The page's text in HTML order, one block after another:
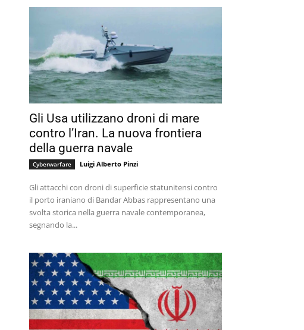
Gli Usa utilizzano droni di mare
contro l’Iran. La nuova frontiera
della guerra navale
Cyberwarfare Luigi Alberto Pinzi
Gli attacchi con droni di superficie statunitensi contro
il porto iraniano di Bandar Abbas rappresentano una
svolta storica nella guerra navale contemporanea,
segnando la...